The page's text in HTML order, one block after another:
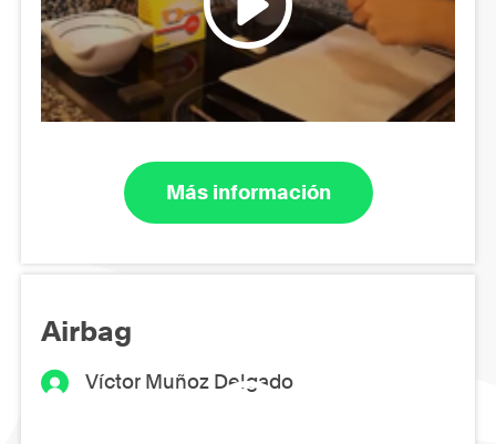
Más información
Airbag
Víctor Muñoz Delgado